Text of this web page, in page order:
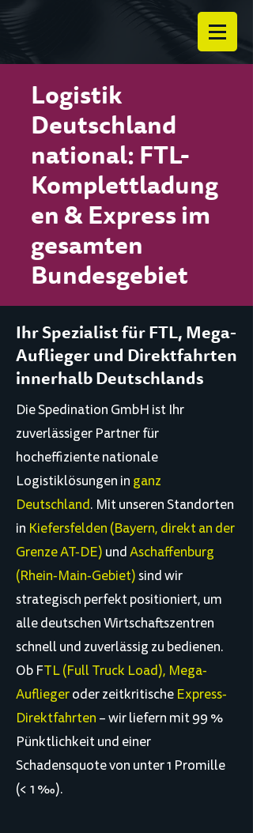
Logistik
Deutschland
national: FTL-
Komplettladung
en & Express im
gesamten
Bundesgebiet
Ihr Spezialist für FTL, Mega-
Auflieger und Direktfahrten
innerhalb Deutschlands
Die Spedination GmbH ist Ihr
zuverlässiger Partner für
hocheffiziente nationale
Logistiklösungen in ganz
Deutschland. Mit unseren Standorten
in Kiefersfelden (Bayern, direkt an der
Grenze AT-DE) undAschaffenburg
(Rhein-Main-Gebiet)sind wir
strategisch perfekt positioniert, um
alle deutschen Wirtschaftszentren
schnell und zuverlässig zu bedienen.
Ob FTL (Full Truck Load), Mega-
Aufliegeroder zeitkritische Express-
Direktfahrten – wir liefern mit 99 %
Pünktlichkeit und einer
Schadensquote von unter 1 Promille
(< 1 ‰).